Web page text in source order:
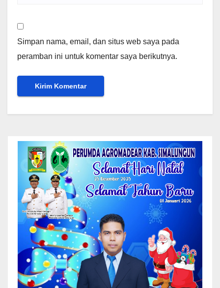
Simpan nama, email, dan situs web saya pada
peramban ini untuk komentar saya berikutnya.